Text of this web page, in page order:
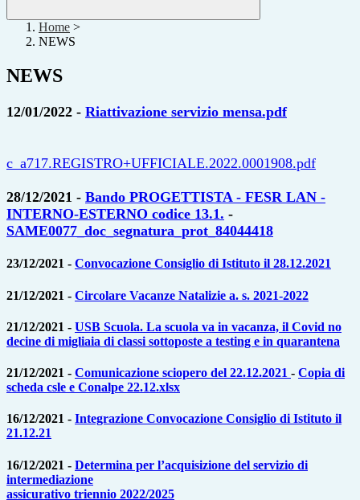
Home >
NEWS
NEWS
12/01/2022 - Riattivazione servizio mensa.pdf
c_a717.REGISTRO+UFFICIALE.2022.0001908.pdf
28/12/2021 - Bando PROGETTISTA - FESR LAN -
INTERNO-ESTERNO codice 13.1. -
SAME0077_doc_segnatura_prot_84044418
23/12/2021 - Convocazione Consiglio di Istituto il 28.12.2021
21/12/2021 - Circolare Vacanze Natalizie a. s. 2021-2022
21/12/2021 - USB Scuola. La scuola va in vacanza, il Covid no
decine di migliaia di classi sottoposte a testing e in quarantena
21/12/2021 - Comunicazione sciopero del 22.12.2021 - Copia di
scheda csle e Conalpe 22.12.xlsx
16/12/2021 - Integrazione Convocazione Consiglio di Istituto il
21.12.21
16/12/2021 - Determina per l’acquisizione del servizio di
intermediazione
assicurativo triennio 2022/2025